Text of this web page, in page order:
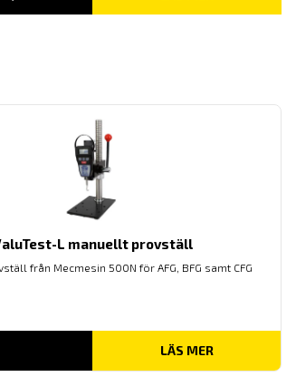
TILL
L manuellt provställ
från Mecmesin 500N för AFG, BFG samt CFG
LÄS MER